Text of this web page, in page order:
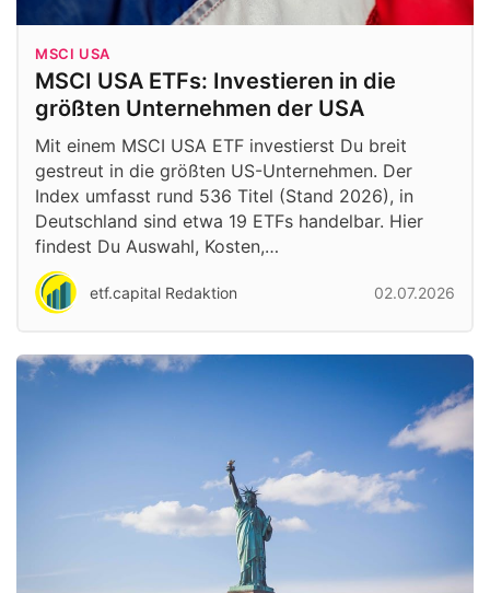
MSCI USA
MSCI USA ETFs: Investieren in die
größten Unternehmen der USA
Mit einem MSCI USA ETF investierst Du breit
gestreut in die größten US-Unternehmen. Der
Index umfasst rund 536 Titel (Stand 2026), in
Deutschland sind etwa 19 ETFs handelbar. Hier
findest Du Auswahl, Kosten,…
etf.capital Redaktion 02.07.2026